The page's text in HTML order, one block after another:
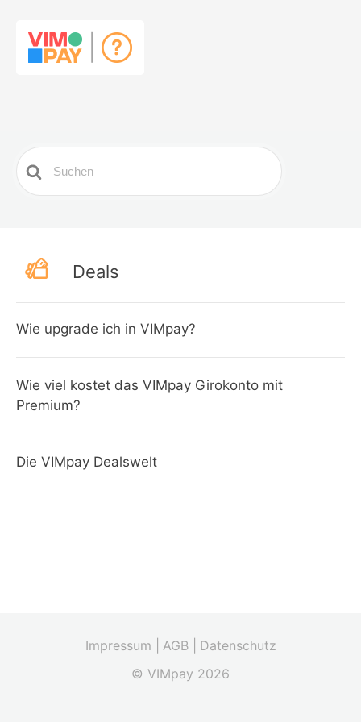
Search
For
Deals
Wie upgrade ich in VIMpay?
Wie viel kostet das VIMpay Girokonto mit
Premium?
Die VIMpay Dealswelt
Impressum | AGB |
Datenschutz
© VIMpay 2026